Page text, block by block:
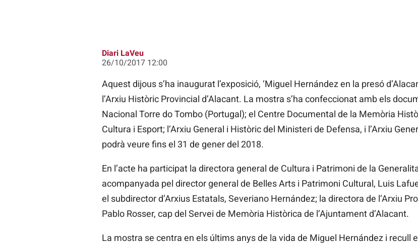
Diari LaVeu
26/10/2017 12:00
Aquest dijous s’ha inaugurat l’exposició, ‘Miguel Hernández en la presó
l’Arxiu Històric Provincial d’Alacant. La mostra s’ha confeccionat amb els
Nacional Torre do Tombo (Portugal); el Centre Documental de la Memòria
Cultura i Esport; l’Arxiu General i Històric del Ministeri de Defensa, i l’Arxiu
podrà veure fins el 31 de gener del 2018.
En l’acte ha participat la directora general de Cultura i Patrimoni de la
acompanyada pel director general de Belles Arts i Patrimoni Cultural, Luis
el subdirector d’Arxius Estatals, Severiano Hernández; la directora de l’Arxiu
Pablo Rosser, cap del Servei de Memòria Històrica de l’Ajuntament d’Alacant.
La mostra se centra en els últims anys de la vida de Miguel Hernández i recull